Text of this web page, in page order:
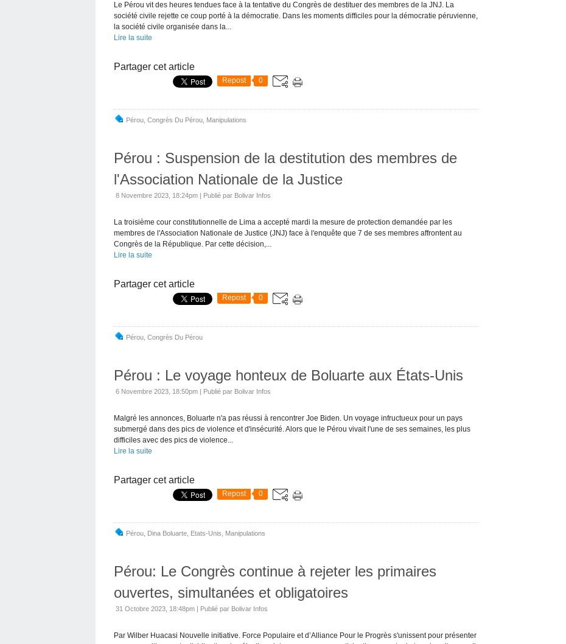
Le Pérou vit des heures tendues face à la tentative du Congrès de destituer des membres de la JNJ. La
société civile rejette ce coup porté à la démocratie. Dans les moments difficiles pour la démocratie péruvienne,
la société civile organisée dans la...
Lire la suite
Partager cet article
Repost 0
Pérou Congrès Du Pérou Manipulations
Pérou : Suspension de la destitution des membres de
l'Association Nationale de la Justice
8 Novembre 2023, 18:24pm | Publié par Bolivar Infos
La troisième cour constitutionnelle de Lima a accepté mardi la mesure de protection demandée par les
membres de l'Association Nationale de Justice (JNJ) face à l'enquête que 7 de ses membres affrontent au
Congrès de la République. Par cette décision,...
Lire la suite
Partager cet article
Repost 0
Pérou Congrès Du Pérou
Pérou : Le voyage honteux de Boluarte aux États-Unis
6 Novembre 2023, 18:50pm | Publié par Bolivar Infos
Malgré les annonces, Boluarte n'a pas réussi à rencontrer Joe Biden. Un voyage infructueux pour un pays
submergé dans des pics de violence et d'insécurité. Alors que le Pérou vivait l'une de ses semaines, les plus
difficiles avec des pics de violence...
Lire la suite
Partager cet article
Repost 0
Pérou Dina Boluarte Etats-Unis Manipulations
Pérou: Le Congrès continue à rejeter les primaires
ouvertes, simultanées et obligatoires
31 Octobre 2023, 18:48pm | Publié par Bolivar Infos
Par Wilber Huacasi Nouvelle initiative. Force Populaire et d’Alliance Pour le Progrès s'unissent pour présenter